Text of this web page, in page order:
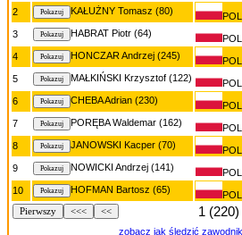
2
KAŁUŻNY Tomasz (80) POL
3 HABRAT Piotr (64) POL
4 HONCZAR Andrzej (245) POL
5 MAŁKIŃSKI Krzysztof (122) POL
6 CHEBA Adrian (230) POL
7 PORĘBA Waldemar (162) POL
8 JANOWSKI Kacper (70) POL
9 NOWICKI Andrzej (141) POL
10 HOFMAN Bartosz (65) POL
Pierwszy <<< << 1 (220)
zobacz jak śledzić